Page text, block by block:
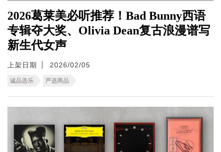
2026葛莱美必听推荐！Bad Bunny西语
专辑夺大奖、Olivia Dean复古浪漫谱写
新生代女声
上架日期 2026/02/05
诚品选乐 严选商品